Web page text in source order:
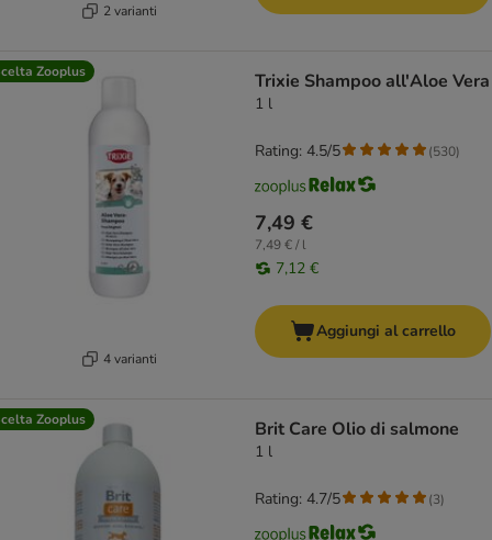
2 varianti
Zooplus
4 varianti
Trixie Shampoo all'Aloe Vera
1 l
7,49 €
7,49 € / l
7,12 €
Rating: 4.5/5 (530)
Aggiungi al carrello
Zooplus Brit Care Olio di salmone
1 l
Rating: 4.7/5 (3)